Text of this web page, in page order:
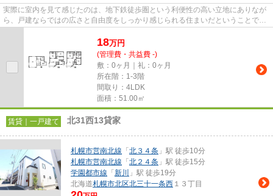
実際に室内を見て感じたのは、地下鉄徒歩圏という利便性の高い立地にありなが
ら、戸建ならではの広さと自由度をしっかり感じられる住まいだということでし
18万円
(管理費・共益費 -)
敷：0ヶ月｜礼：0ヶ月
所在階：1-3階
間取り：4LDK
面積：51.00㎡
賃貸｜一戸建て 北31西13貸家
札幌市営南北線 「 北３４条 」駅 徒歩10分
札幌市営南北線 「 北２４条 」駅 徒歩15分
学園都市線 「 新川
」駅 徒歩19分
北海道札幌市北区北三十一条西 １３丁目